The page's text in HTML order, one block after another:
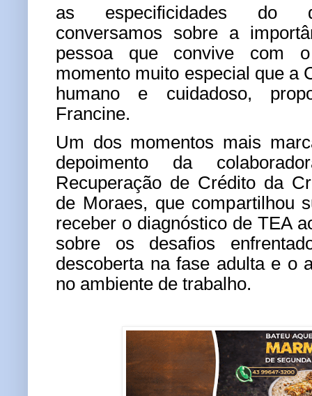
as especificidades do
conversamos sobre a
pessoa que convive com
momento muito especial que a
humano e cuidadoso,
Francine.
Um dos momentos mais
depoimento da
Recuperação de Crédito da
de Moraes, que compartilhou
receber o diagnóstico de TEA
sobre os desafios
descoberta na fase adulta e o
no ambiente de trabalho.